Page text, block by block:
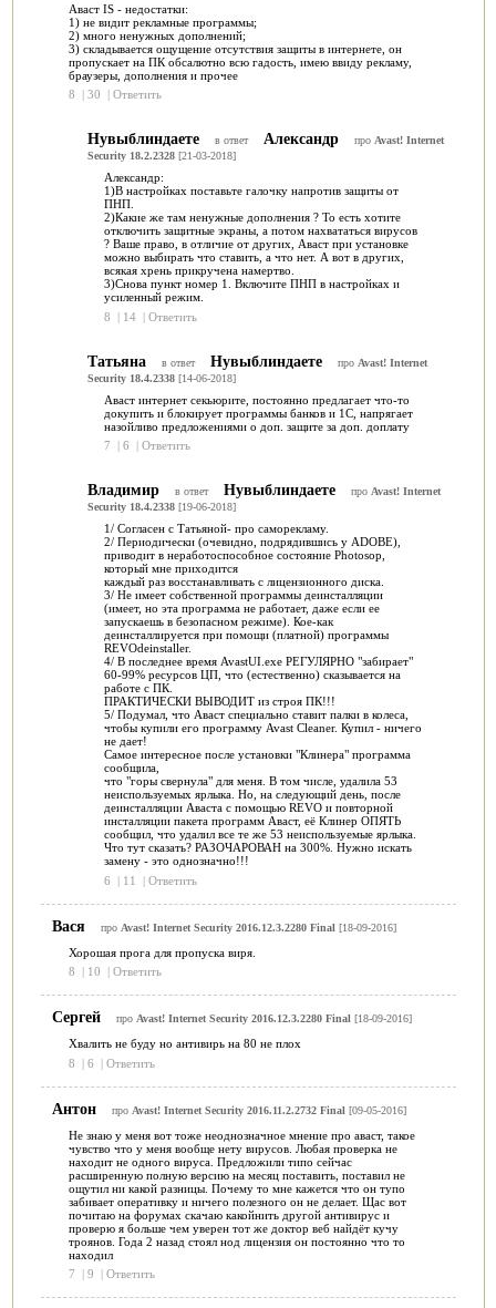
Аваст IS - недостатки:
1) не видит рекламные программы;
2) много ненужных дополнений;
3) складывается ощущение отсутствия защиты в интернете, он
пропускает на ПК обсалютно всю гадость, имею ввиду рекламу,
браузеры, дополнения и прочее
8
| 30 | Ответить
Нувыблиндаете в ответ Александр про Avast! Internet
Security 18.2.2328[21-03-2018]
Александр:
1)В настройках поставьте галочку напротив защиты от
ПНП.
2)Какие же там ненужные дополнения ? То есть хотите
отключить защитные экраны, а потом нахвататься вирусов
? Ваше право, в отличие от других, Аваст при установке
можно выбирать что ставить, а что нет. А вот в других,
всякая хрень прикручена намертво.
3)Снова пункт номер 1. Включите ПНП в настройках и
усиленный режим.
8
| 14 | Ответить
Татьяна в ответ Нувыблиндаете про Avast! Internet
Security 18.4.2338[14-06-2018]
Аваст интернет секьюрите, постоянно предлагает что-то
докупить и блокирует программы банков и 1С, напрягает
назойливо предложениями о доп. защите за доп. доплату
7
| 6 | Ответить
Владимир в ответ Нувыблиндаете про Avast! Internet
Security 18.4.2338[19-06-2018]
1/ Согласен с Татьяной- про саморекламу.
2/ Периодически (очевидно, подрядившись у АDOBE),
приводит в неработоспособное состояние Photosop,
который мне приходится
каждый раз восстанавливать с лицензионного диска.
3/ Не имеет собственной программы деинсталляции
(имеет, но эта программа не работает, даже если ее
запускаешь в безопасном режиме). Кое-как
деинсталлируется при помощи (платной) программы
REVOdeinstaller.
4/ В последнее время AvastUI.exe РЕГУЛЯРНО "забирает"
60-99% ресурсов ЦП, что (естественно) сказывается на
работе с ПК.
ПРАКТИЧЕСКИ ВЫВОДИТ из строя ПК!!!
5/ Подумал, что Аваст специально ставит палки в колеса,
чтобы купили его программу Avast Cleaner. Купил - ничего
не дает!
Самое интересное после установки "Клинера" программа
сообщила,
что "горы свернула" для меня. В том числе, удалила 53
неиспользуемых ярлыка. Но, на следующий день, после
деинсталляции Аваста с помощью REVO и повторной
инсталляции пакета программ Аваст, её Клинер ОПЯТЬ
сообщил, что удалил все те же 53 неиспользуемые ярлыка.
Что тут сказать? РАЗОЧАРОВАН на 300%. Нужно искать
замену - это однозначно!!!
6
| 11 | Ответить
Вася про Avast! Internet Security 2016.12.3.2280 Final [18-09-2016]
Хорошая прога для пропуска виря.
8
| 10 | Ответить
Сергей про Avast! Internet Security 2016.12.3.2280 Final [18-09-2016]
Хвалить не буду но антивирь на 80 не плох
8
| 6 | Ответить
Антон про Avast! Internet Security 2016.11.2.2732 Final [09-05-2016]
Не знаю у меня вот тоже неоднозначное мнение про аваст, такое
чувство что у меня вообще нету вирусов. Любая проверка не
находит не одного вируса. Предложили типо сейчас
расширенную полную версию на месяц поставить, поставил не
ощутил ни какой разницы. Почему то мне кажется что он тупо
забивает оперативку и ничего полезного он не делает. Щас вот
почитаю на форумах скачаю какойнить другой антивирус и
проверю я больше чем уверен тот же доктор веб найдёт кучу
троянов. Года 2 назад стоял нод лицензия он постоянно что то
находил
7
| 9 | Ответить